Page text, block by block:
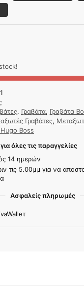
, Γραβάτα, Γραβάτα
Γραβάτες,
Boss
όλες τις παραγγελίες
14 ημερών
τις 5.00μμ για να
Ασφαλείς πληρωμές